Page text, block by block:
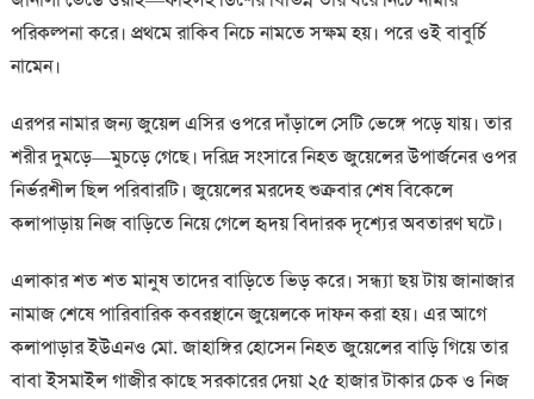
পরিকল্পনা করে। প্রথমে রাকিব নিচে নামতে সক্ষম হয়। পরে ওই বাবুর্চি
নামেন।
এরপর নামার জন্য জুয়েল এসির ওপরে দাঁড়ালে সেটি ভেঙ্গে পড়ে যায়। তার
শরীর দুমড়ে—মুচড়ে গেছে। দরিদ্র সংসারে নিহত জুয়েলের উপার্জনের ওপর
নির্ভরশীল ছিল পরিবারটি। জুয়েলের মরদেহ শুক্রবার শেষ বিকেলে
কলাপাড়ায় নিজ বাড়িতে নিয়ে গেলে হৃদয় বিদারক দৃশ্যের অবতারণ ঘটে।
এলাকার শত শত মানুষ তাদের বাড়িতে ভিড় করে। সন্ধ্যা ছয় টায় জানাজার
নামাজ শেষে পারিবারিক কবরস্থানে জুয়েলকে দাফন করা হয়। এর আগে
কলাপাড়ার ইউএনও মো. জাহাঙ্গির হোসেন নিহত জুয়েলের বাড়ি গিয়ে তার
বাবা ইসমাইল গাজীর কাছে সরকারের দেয়া ২৫ হাজার টাকার চেক ও নিজ